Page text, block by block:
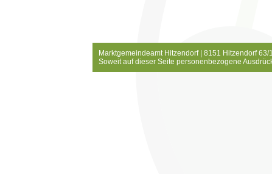
Marktgemeindeamt Hitzendorf | 8151 Hitzendorf
Soweit auf dieser Seite personenbezogene